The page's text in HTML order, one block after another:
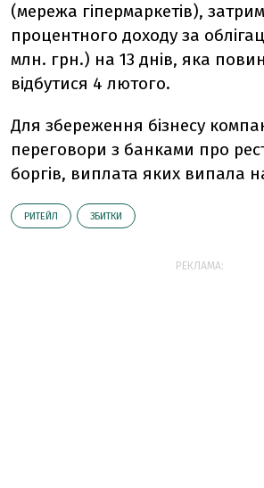
(мережа гіпермаркетів),
процентного доходу за
млн. грн.) на 13 днів, яка
відбутися 4 лютого.
Для збереження бізнесу
переговори з банками про
боргів, виплата яких випала
РИТЕЙЛ ЗБИТКИ
РЕКЛАМА: